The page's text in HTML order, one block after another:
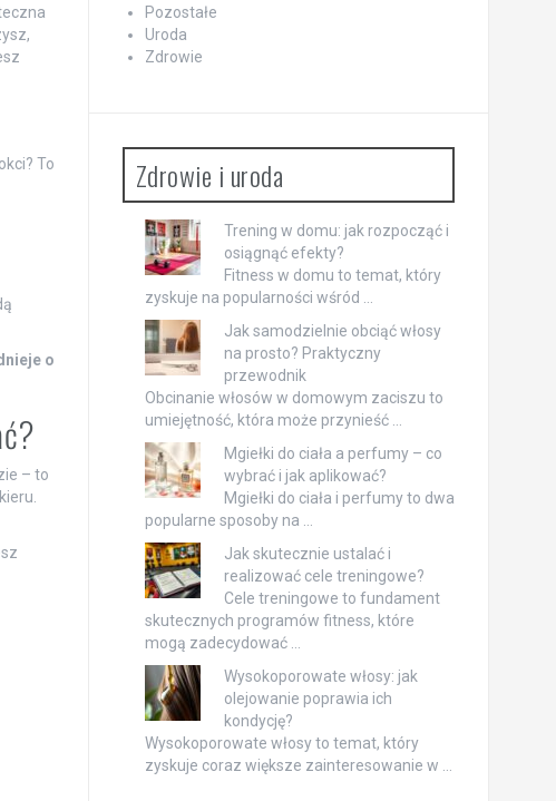
To
o
– to
Pozostałe
Uroda
Zdrowie
Zdrowie i uroda
Trening w domu: jak rozpocząć i
osiągnąć efekty?
Fitness w domu to temat, który
zyskuje na popularności wśród …
Jak samodzielnie obciąć włosy
na prosto? Praktyczny
przewodnik
Obcinanie włosów w domowym zaciszu to
umiejętność, która może przynieść …
Mgiełki do ciała a perfumy – co
wybrać i jak aplikować?
Mgiełki do ciała i perfumy to dwa
popularne sposoby na …
Jak skutecznie ustalać i
realizować cele treningowe?
Cele treningowe to fundament
skutecznych programów fitness, które
mogą zadecydować …
Wysokoporowate włosy: jak
olejowanie poprawia ich
kondycję?
Wysokoporowate włosy to temat, który
zyskuje coraz większe zainteresowanie w …